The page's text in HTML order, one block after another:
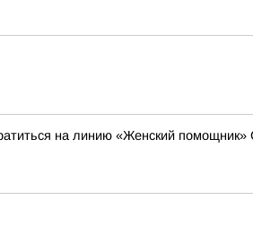
на линию «Женский